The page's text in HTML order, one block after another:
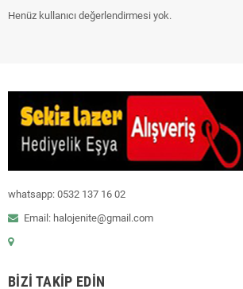
Henüz kullanıcı değerlendirmesi yok.
whatsapp: 0532 137 16 02
Email: halojenite@gmail.com
BIZI TAKIP EDIN